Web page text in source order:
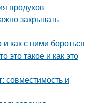
продухов
закрывать
как с ними бороться
это такое и как это
совместимость и